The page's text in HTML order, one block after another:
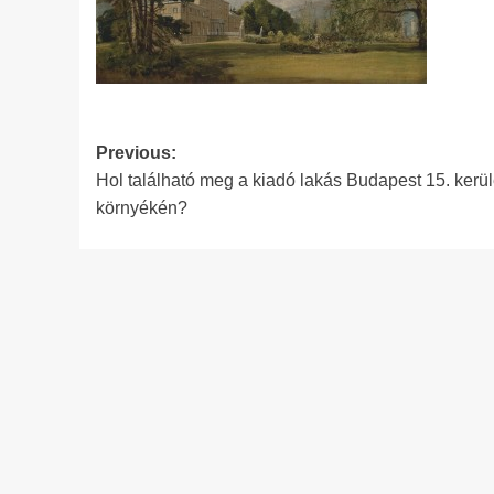
Post
navigation
Previous:
Hol található meg a kiadó lakás Budapest 15.
környékén?